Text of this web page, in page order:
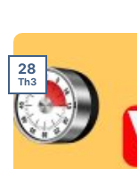
28
Th3